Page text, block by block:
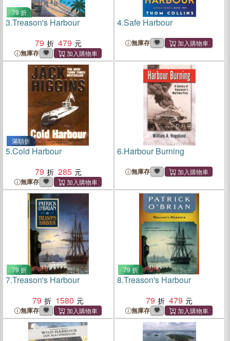
79 折
3.Treason's Harbour
79
479
無庫存
4.Safe Harbour
無庫存
滿額折
5.Cold Harbour
79
285
無庫存
6.Harbour Burning
無庫存
79 折
7.Treason's Harbour
79
1580
無庫存
79 折
8.Treason's Harbour
79
479
無庫存